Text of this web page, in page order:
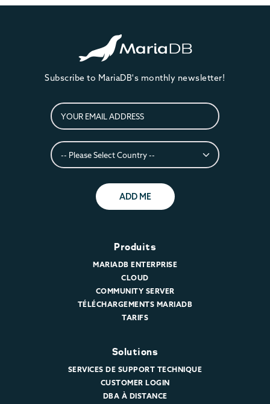
Subscribe to MariaDB's monthly newsletter!
ADD ME
Produits
MARIADB ENTERPRISE
CLOUD
COMMUNITY SERVER
TÉLÉCHARGEMENTS MARIADB
TARIFS
Solutions
SERVICES DE SUPPORT TECHNIQUE
CUSTOMER LOGIN
DBA À DISTANCE